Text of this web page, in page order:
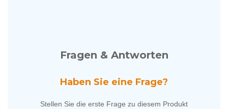
Fragen & Antworten
Haben Sie eine Frage?
Stellen Sie die erste Frage zu diesem Produkt